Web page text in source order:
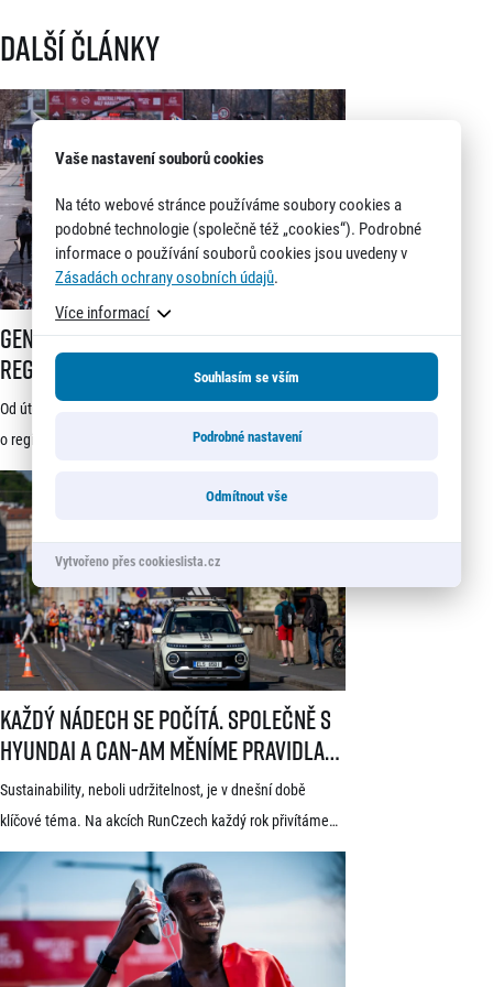
Další články
Generali 1/2Maraton Praha spouští
registrace a mění dosavadní systém!
Třítýdenní lhůta na podání žádosti
startuje 21. července
Od úterý 21. července je možné podávat žádosti
o registraci na jeden z nejprestižnějších závodů světa –
Generali 1/2Maraton Praha. Do povědomí běžců se
dostal nejen trasou vedoucí srdcem historické Prahy, ale
i tradicí a naprosto jedinečnou atmosférou. Pyšní se
známkou kvality World Athletics Elite Label, spadá do
seriálu evropských půlmaratonů zvaného SuperHalfs
a jedná se o nejžádanější z pěti závodů RunCzech Halfs.
[…]
Generali 1/2Maraton Praha spouští registrace a mění dosavadní
Každý nádech se počítá. Společně s
Hyundai a Can-Am měníme pravidla
hry
Sustainability, neboli udržitelnost, je v dnešní době
klíčové téma. Na akcích RunCzech každý rok přivítáme
statisíce osob, které motivujeme k pohybu a zdravému
životnímu stylu. S každou masovou akcí se však pojí také
odpovědnost vůči životnímu prostředí a pro nás
v RunCzech jde samozřejmě o důležitou součást při
pořádání našich závodů. Společnost RunCzech se
Každý nádech se počítá. Společně s Hyundai a Can-Am měníme
Vaše nastavení souborů cookies
Na této webové stránce používáme soubory cookies a
podobné technologie (společně též „cookies“). Podrobné
informace o používání souborů cookies jsou uvedeny v
Zásadách ochrany osobních údajů.
Více informací
Souhlasím se vším
Podrobné nastavení
Odmítnout vše
Vytvořeno přes cookieslista.cz